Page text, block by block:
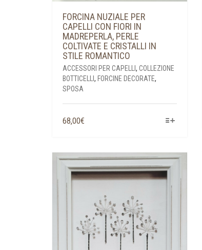
FORCINA NUZIALE PER
CAPELLI CON FIORI IN
MADREPERLA, PERLE
COLTIVATE E CRISTALLI IN
STILE ROMANTICO
ACCESSORI PER CAPELLI, COLLEZIONE
BOTTICELLI, FORCINE DECORATE,
SPOSA
68,00€
PIÙ
VARIANTI.
LE
POSSONO
ESSERE
SCELTE
NELLA
PAGINA